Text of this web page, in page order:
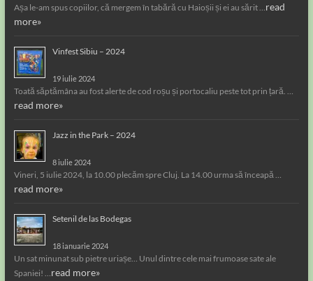
Așa le-am spus copiilor, că mergem în tabără cu Haioșii și ei au sărit …read
more»
Vinfest Sibiu – 2024
19 iulie 2024
Toată săptămâna au fost alerte de cod roșu și portocaliu peste tot prin țară. …
read more»
Jazz in the Park – 2024
8 iulie 2024
Vineri, 5 iulie 2024, la 10.00 plecăm spre Cluj. La 14.00 urma să înceapă …
read more»
Setenil de las Bodegas
18 ianuarie 2024
Un sat minunat sub pietre uriașe… Unul dintre cele mai frumoase sate ale
Spaniei! …read more»